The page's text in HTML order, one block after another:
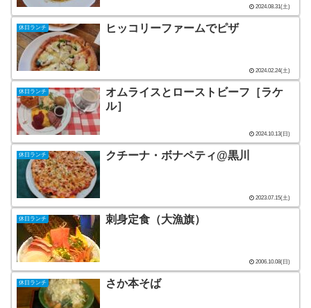
2024.08.31(土)
休日ランチ ヒッコリーファームでピザ
2024.02.24(土)
休日ランチ
オムライスとローストビーフ［ラケ
ル］
2024.10.13(日)
休日ランチ クチーナ・ボナペティ@黒川
2023.07.15(土)
休日ランチ 刺身定食（大漁旗）
2006.10.08(日)
休日ランチ さか本そば